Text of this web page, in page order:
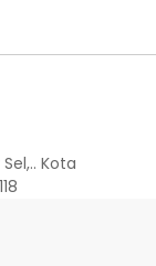
Kota